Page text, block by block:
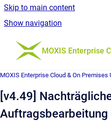
Skip to main content
Show navigation
Go to homepage
MOXIS Enterprise
MOXIS Enterprise Cloud & On Premises
[v4.49]
Auftragsbearbeitung